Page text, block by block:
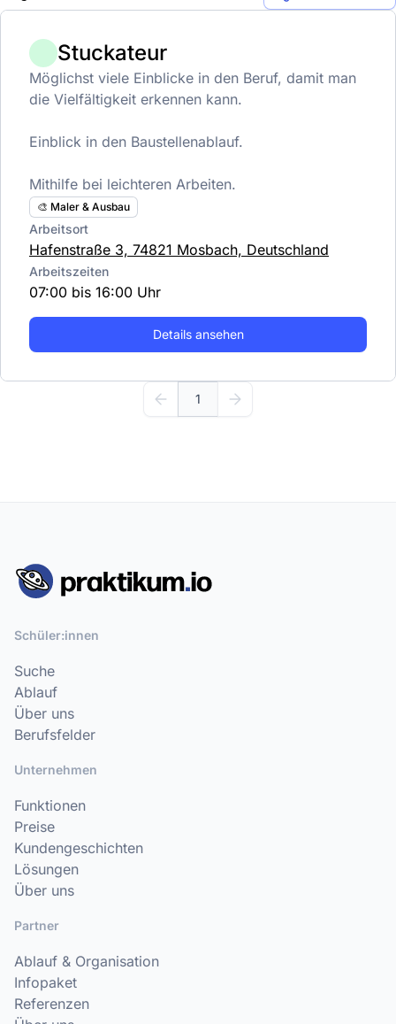
Stuckateur
Möglichst viele Einblicke in den Beruf, damit man
die Vielfältigkeit erkennen kann.
Einblick in den Baustellenablauf.
Mithilfe bei leichteren Arbeiten.
🎨 Maler & Ausbau
Arbeitsort
Hafenstraße 3, 74821 Mosbach, Deutschland
Arbeitszeiten
07:00 bis 16:00 Uhr
Details ansehen
1
Schüler:innen
Suche
Ablauf
Über uns
Berufsfelder
Unternehmen
Funktionen
Preise
Kundengeschichten
Lösungen
Über uns
Partner
Ablauf & Organisation
Infopaket
Referenzen